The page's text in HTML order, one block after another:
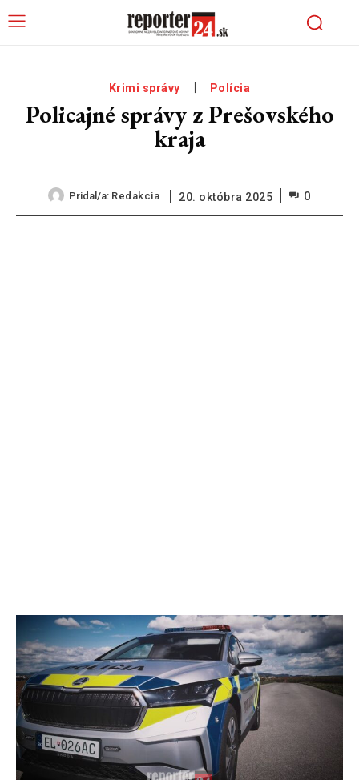
Krimi správy Polícia
Policajné správy z Prešovského
kraja
Pridal/a: Redakcia 20. októbra 2025 0